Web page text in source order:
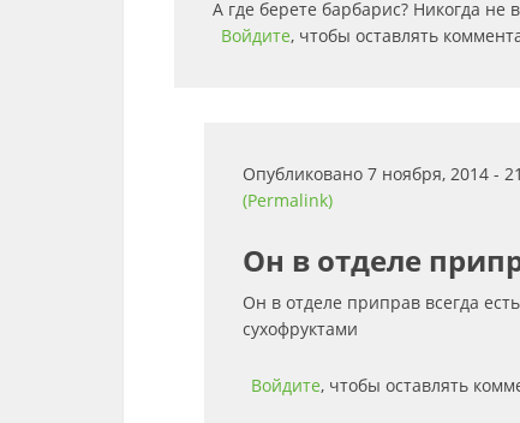
А где берете барбарис? Никогда не
Войдите, чтобы оставлять
Опубликовано 7 ноября, 2014 -
(Permalink)
Он в отделе
Он в отделе приправ всегда
сухофруктами
Войдите, чтобы оставлять